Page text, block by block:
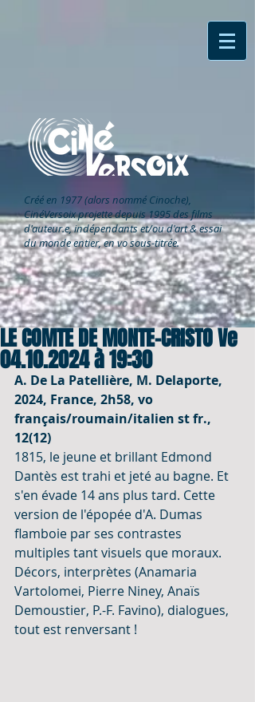
Créé en 1977 (alors nommé Cinoche),
CinéVersoixprojette depuis 1995 des films
d'auteur.e, indépendants et/ou d'art & essai
du monde entier, en vo sous-titrée.
LE COMTE DE MONTE-CRISTO Ve
04.10.2024 à 19:30
A. De La Patellière, M. Delaporte,
2024, France, 2h58, vo
français/roumain/italien st fr.,
12(12)
1815, le jeune et brillant Edmond
Dantès est trahi et jeté au bagne. Et
s'en évade 14 ans plus tard. Cette
version de l'épopée d'A. Dumas
flamboie par ses contrastes
multiples tant visuels que moraux.
Décors, interprètes (Anamaria
Vartolomei, Pierre Niney, Anaïs
Demoustier, P.-F. Favino), dialogues,
tout est renversant !